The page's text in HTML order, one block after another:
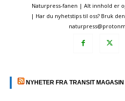
Naturpress-fanen | Alt innhold er
| Har du nyhetstips til oss? Bruk
NYHETER FRA TRANSIT MAGASIN